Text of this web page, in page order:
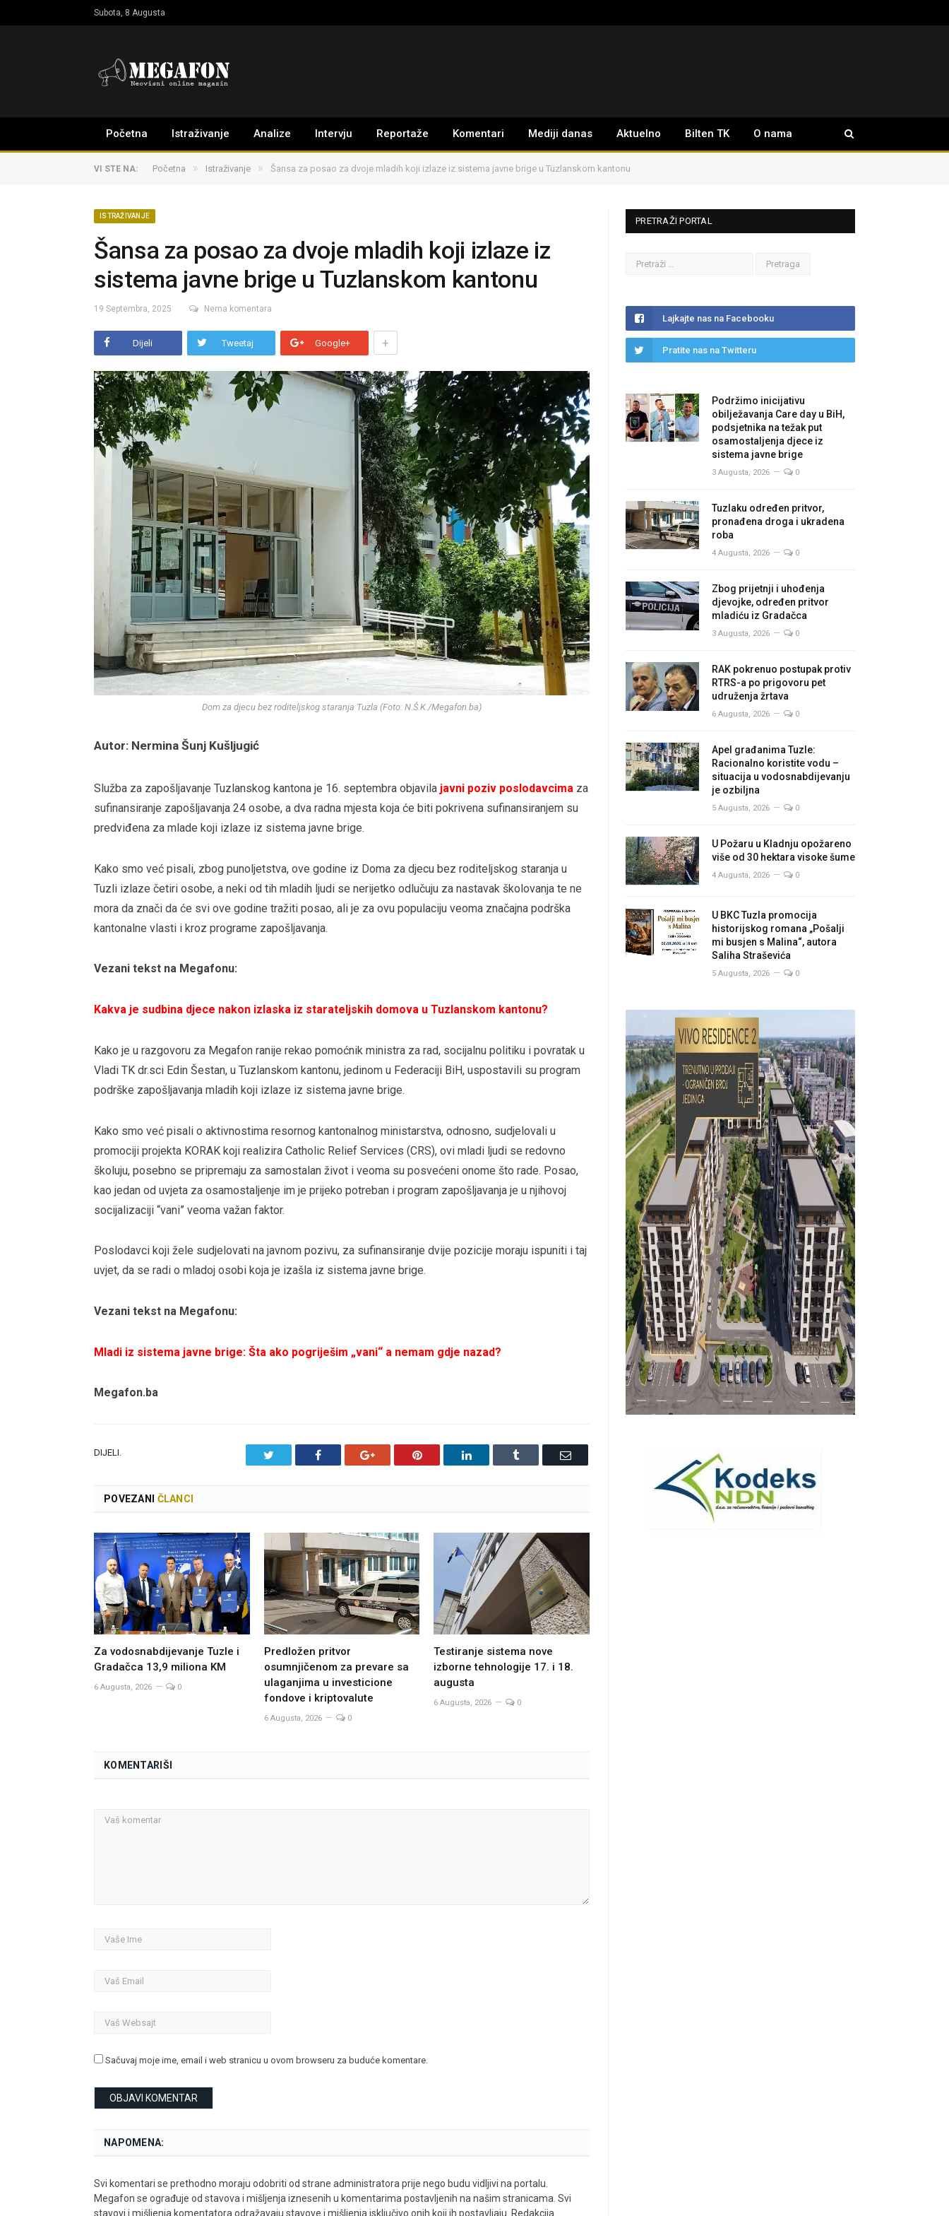
Subota, 8 Augusta
Početna Istraživanje Analize Intervju Reportaže Komentari Mediji danas Aktuelno Bilten TK O nama
VI STE NA: Početna » Istraživanje » Šansa za posao za dvoje mladih koji izlaze iz sistema javne brige u Tuzlanskom kantonu
ISTRAŽIVANJE
Šansa za posao za dvoje mladih koji izlaze iz
sistema javne brige u Tuzlanskom kantonu
19 Septembra, 2025 Nema komentara
Dijeli Tweetaj Google+ +
Dom za djecu bez roditeljskog staranja Tuzla (Foto: N.Š.K./Megafon.ba)
Autor: Nermina Šunj Kušljugić
Služba za zapošljavanje Tuzlanskog kantona je 16. septembra objavila javni poziv poslodavcima za
sufinansiranje zapošljavanja 24 osobe, a dva radna mjesta koja će biti pokrivena sufinansiranjem su
predviđena za mlade koji izlaze iz sistema javne brige.
Kako smo već pisali, zbog punoljetstva, ove godine iz Doma za djecu bez roditeljskog staranja u
Tuzli izlaze četiri osobe, a neki od tih mladih ljudi se nerijetko odlučuju za nastavak školovanja te ne
mora da znači da će svi ove godine tražiti posao, ali je za ovu populaciju veoma značajna podrška
kantonalne vlasti i kroz programe zapošljavanja.
Vezani tekst na Megafonu:
Kakva je sudbina djece nakon izlaska iz starateljskih domova u Tuzlanskom kantonu?
Kako je u razgovoru za Megafon ranije rekao pomoćnik ministra za rad, socijalnu politiku i povratak u
Vladi TK dr.sci Edin Šestan, u Tuzlanskom kantonu, jedinom u Federaciji BiH, uspostavili su program
podrške zapošljavanja mladih koji izlaze iz sistema javne brige.
Kako smo već pisali o aktivnostima resornog kantonalnog ministarstva, odnosno, sudjelovali u
promociji projekta KORAK koji realizira Catholic Relief Services (CRS), ovi mladi ljudi se redovno
školuju, posebno se pripremaju za samostalan život i veoma su posvećeni onome što rade. Posao,
kao jedan od uvjeta za osamostaljenje im je prijeko potreban i program zapošljavanja je u njihovoj
socijalizaciji “vani” veoma važan faktor.
Poslodavci koji žele sudjelovati na javnom pozivu, za sufinansiranje dvije pozicije moraju ispuniti i taj
uvjet, da se radi o mladoj osobi koja je izašla iz sistema javne brige.
Vezani tekst na Megafonu:
Mladi iz sistema javne brige: Šta ako pogriješim „vani“ a nemam gdje nazad?
Megafon.ba
DIJELI. Facebook Google+ Pinterest LinkedIn Tumblr Email
POVEZANI ČLANCI
Za vodosnabdijevanje Tuzle i
Gradačca 13,9 miliona KM
6 Augusta, 2026 0
Predložen pritvor
osumnjičenom za prevare sa
ulaganjima u investicione
fondove i kriptovalute
6 Augusta, 2026 0
Testiranje sistema nove
izborne tehnologije 17. i 18.
augusta
6 Augusta, 2026 0
KOMENTARIŠI
Sačuvaj moje ime, email i web stranicu u ovom browseru za buduće komentare.
NAPOMENA:
Svi komentari se prethodno moraju odobriti od strane administratora prije nego budu vidljivi na portalu.
Megafon se ograđuje od stavova i mišljenja iznesenih u komentarima postavljenih na našim stranicama. Svi
stavovi i mišljenja komentatora odražavaju stavove i mišljenja isključivo onih koji ih postavljaju. Redakcija
PRETRAŽI PORTAL
Lajkajte nas na Facebooku
Pratite nas na Twitteru
Podržimo inicijativu
obilježavanja Care day u BiH,
podsjetnika na težak put
osamostaljenja djece iz
sistema javne brige
3 Augusta, 2026 0
Tuzlaku određen pritvor,
pronađena droga i ukradena
roba
4 Augusta, 2026 0
Zbog prijetnji i uhođenja
djevojke, određen pritvor
mladiću iz Gradačca
3 Augusta, 2026 0
RAK pokrenuo postupak protiv
RTRS-a po prigovoru pet
udruženja žrtava
6 Augusta, 2026 0
Apel građanima Tuzle:
Racionalno koristite vodu –
situacija u vodosnabdijevanju
je ozbiljna
5 Augusta, 2026 0
U Požaru u Kladnju opožareno
više od 30 hektara visoke šume
4 Augusta, 2026 0
U BKC Tuzla promocija
historijskog romana „Pošalji
mi busjen s Malina“, autora
Saliha Straševića
5 Augusta, 2026 0